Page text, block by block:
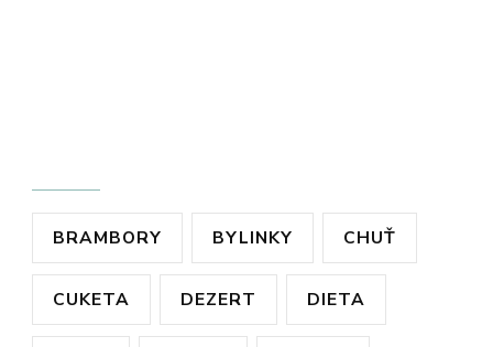
BRAMBORY BYLINKY CHUŤ
CUKETA DEZERT DIETA